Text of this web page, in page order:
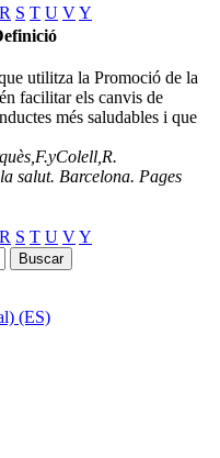
R S T U VY
utilitza la Promoció de la
facilitar els canvis de
més saludables i que
salut. Barcelona. Pages
R S T U VY
Buscar